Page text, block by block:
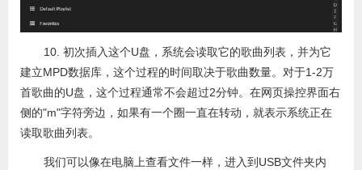
10. 初次插入这个U盘，系统会读取它的歌曲列表，并为它
建立MPD数据库，这个过程的时间取决于歌曲数量。对于1-2万
首歌曲的U盘，这个过程通常不会超过2分钟。在网页操控界面右
侧的"m"字符旁边，如果有一个圈一直在转动，就表示系统正在
读取歌曲列表。
我们可以像在电脑上查看文件一样，进入到USB文件夹内